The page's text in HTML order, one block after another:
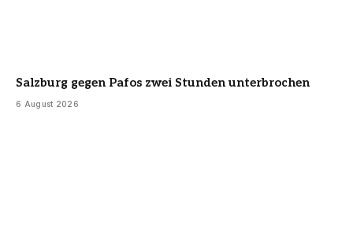
Salzburg gegen Pafos zwei Stunden unterbrochen
6 August 2026